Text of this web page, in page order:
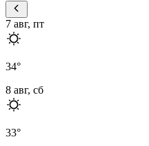
7 авг, пт
34°
8 авг, сб
33°